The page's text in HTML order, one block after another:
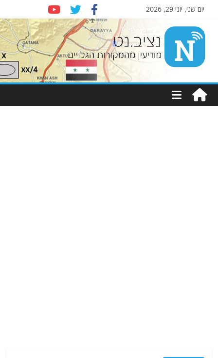
יום שני, יוני 29, 2026
Nziv.net
מודיעין
מהמקורות